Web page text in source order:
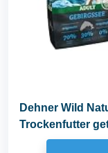
Dehner Wild
Trockenfutter